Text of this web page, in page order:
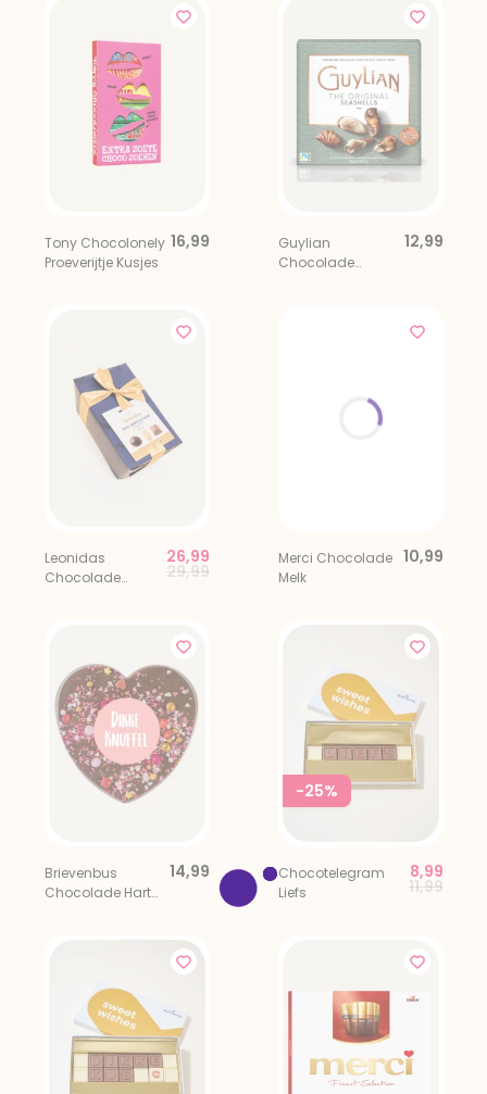
Tony Chocolonely
Proeverijtje Kusjes
16,99
Guylian
Chocolade
12,99
Leonidas
Chocolade
Price reduced from
29,99to
26,99
Merci Chocolade
Melk
10,99
Brievenbus
Chocolade Hart
14,99
-25%
Chocotelegram
Liefs
Price
11,99to
8,99